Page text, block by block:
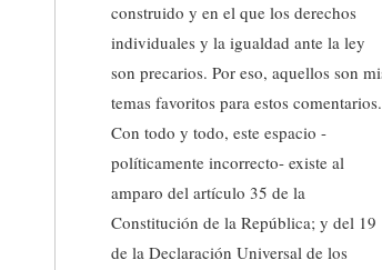
construido y en el que los derechos
individuales y la igualdad ante la ley
son precarios. Por eso, aquellos son
temas favoritos para estos comentarios.
Con todo y todo, este espacio -
políticamente incorrecto- existe al
amparo del artículo 35 de la
Constitución de la República; y del 19
de la Declaración Universal de los